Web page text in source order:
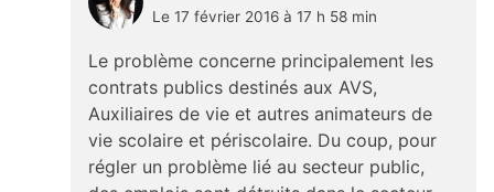
Le 17 février 2016 à 17 h 58 min
Le problème concerne principalement les
contrats publics destinés aux AVS,
Auxiliaires de vie et autres animateurs de
vie scolaire et périscolaire. Du coup, pour
régler un problème lié au secteur public,